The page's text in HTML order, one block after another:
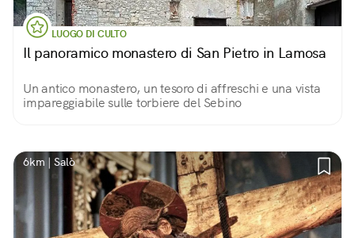
LUOGO DI CULTO
Il panoramico monastero di San Pietro in Lamosa
Un antico monastero, un tesoro di affreschi e una vista
impareggiabile sulle torbiere del Sebino
6km | Salò